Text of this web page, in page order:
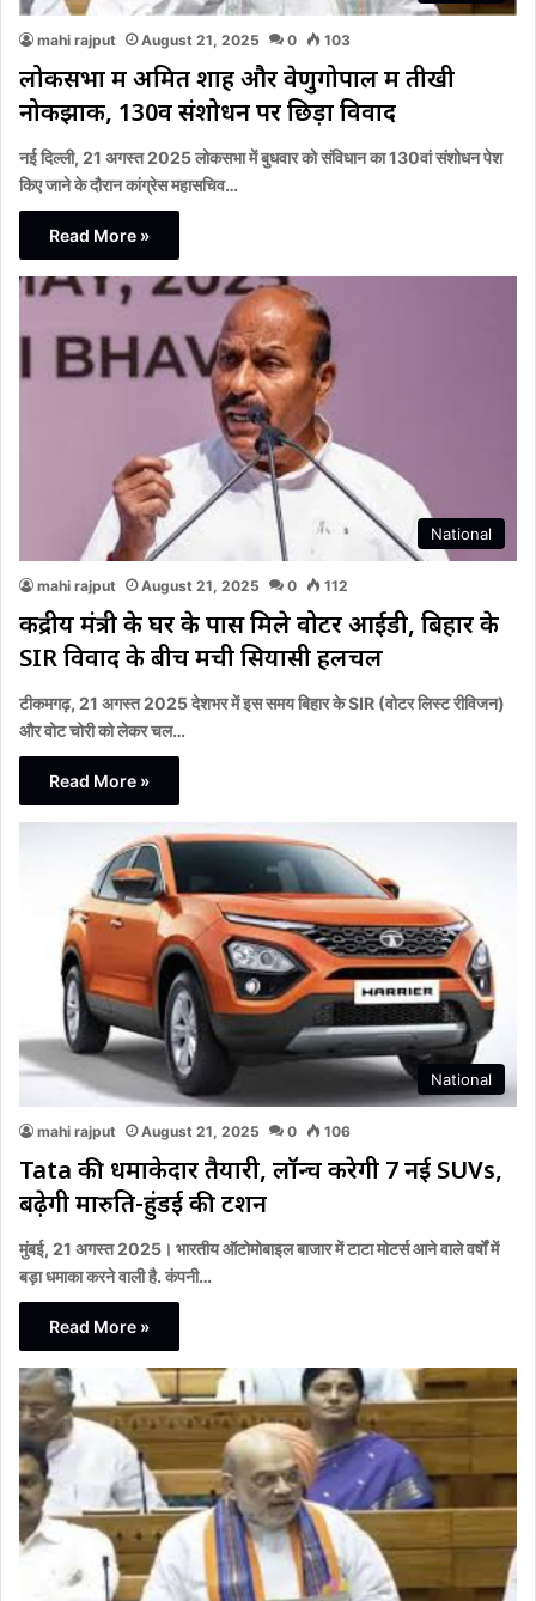
mahi rajput August 21, 2025 0 103
लोकसभा में अमित शाह और वेणुगोपाल में तीखी
नोकझोंक, 130वें संशोधन पर छिड़ा विवाद
नई दिल्ली, 21 अगस्त 2025 लोकसभा में बुधवार को संविधान का 130वां संशोधन पेश
किए जाने के दौरान कांग्रेस महासचिव…
Read More »
National
mahi rajput August 21, 2025 0 112
केंद्रीय मंत्री के घर के पास मिले वोटर आईडी, बिहार के
SIR विवाद के बीच मची सियासी हलचल
टीकमगढ़, 21 अगस्त 2025 देशभर में इस समय बिहार के SIR (वोटर लिस्ट रीविजन)
और वोट चोरी को लेकर चल…
Read More »
National
mahi rajput August 21, 2025 0 106
Tata की धमाकेदार तैयारी, लॉन्च करेगी 7 नई SUVs,
बढ़ेगी मारुति-हुंडई की टेंशन
मुंबई, 21 अगस्त 2025। भारतीय ऑटोमोबाइल बाजार में टाटा मोटर्स आने वाले वर्षों में
बड़ा धमाका करने वाली है. कंपनी…
Read More »